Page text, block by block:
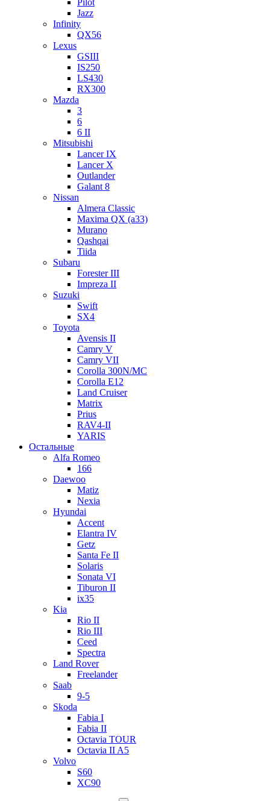
Pilot
Jazz
Infinity
QX56
Lexus
GSIII
IS250
LS430
RX300
Mazda
3
6
6 II
Mitsubishi
Lancer IX
Lancer X
Outlander
Galant 8
Nissan
Almera Classic
Maxima QX (a33)
Murano
Qashqai
Tiida
Subaru
Forester III
Impreza II
Suzuki
Swift
SX4
Toyota
Avensis II
Camry V
Camry VII
Corolla 300N/MC
Corolla E12
Land Cruiser
Matrix
Prius
RAV4-II
YARIS
Остальные
Alfa Romeo
166
Daewoo
Matiz
Nexia
Hyundai
Accent
Elantra IV
Getz
Santa Fe II
Solaris
Sonata VI
Tiburon II
ix35
Kia
Rio II
Rio III
Ceed
Spectra
Land Rover
Freelander
Saab
9-5
Skoda
Fabia I
Fabia II
Octavia TOUR
Octavia II A5
Volvo
S60
XC90